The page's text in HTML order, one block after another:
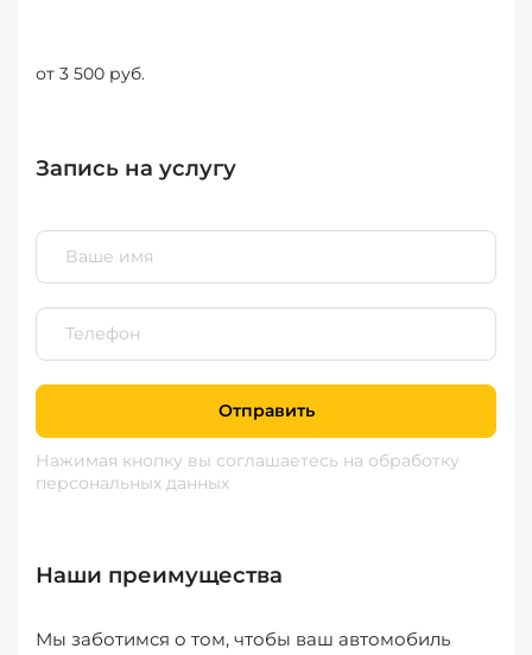
от 3 500 руб.
Запись на услугу
Отправить
Нажимая кнопку вы соглашаетесь на обработку
персональных данных
Наши преимущества
Мы заботимся о том, чтобы ваш автомобиль